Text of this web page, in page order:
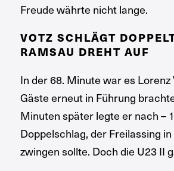
Freude währte nicht lange.
VOTZ SCHLÄGT
RAMSAU DREHT AUF
In der 68. Minute war es Lorenz
Gäste erneut in Führung
Minuten später legte er nach –
Doppelschlag, der Freilassing
zwingen sollte. Doch die U23 II